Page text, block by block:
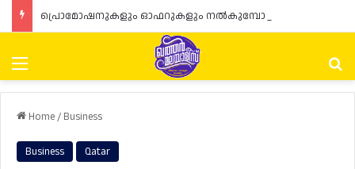
Menu
Home/ Business
Business Qatar